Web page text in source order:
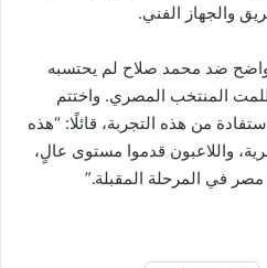
والجهاز الفني.
واضح ضد محمد صلاح لم يحتسبه
المنتخب المصري. واختتم
من هذه التجربة، قائلًا: “هذه
واللاعبون قدموا مستوى عالٍ،
في المرحلة المقبلة.”